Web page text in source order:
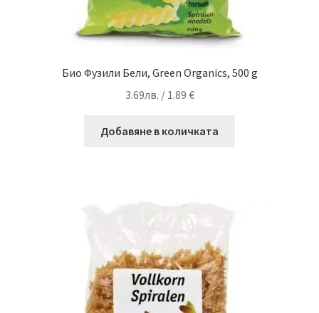
Био Фузили Бели, Green Organics, 500 g
3.69лв. / 1.89 €
Добавяне в количката